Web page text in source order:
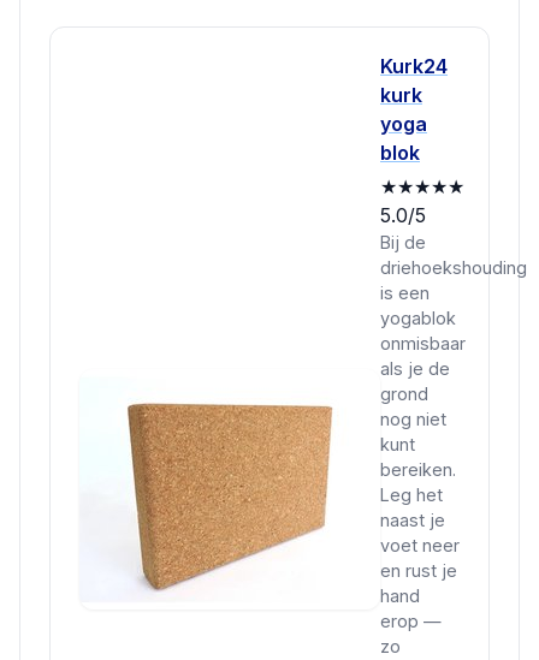
Kurk24
kurk
yoga
blok
★★★★★
5.0/5
Bij de
driehoekshouding
is een
yogablok
onmisbaar
als je de
grond
nog niet
kunt
bereiken.
Leg het
naast je
voet neer
en rust je
hand
erop —
zo